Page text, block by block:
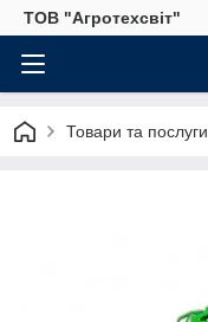
ТОВ "Агротехсвіт"
Товари та послуги